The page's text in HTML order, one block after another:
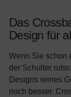
Das
Design für
Wenn Sie schon
der Schulter
Designs reines
noch besser.